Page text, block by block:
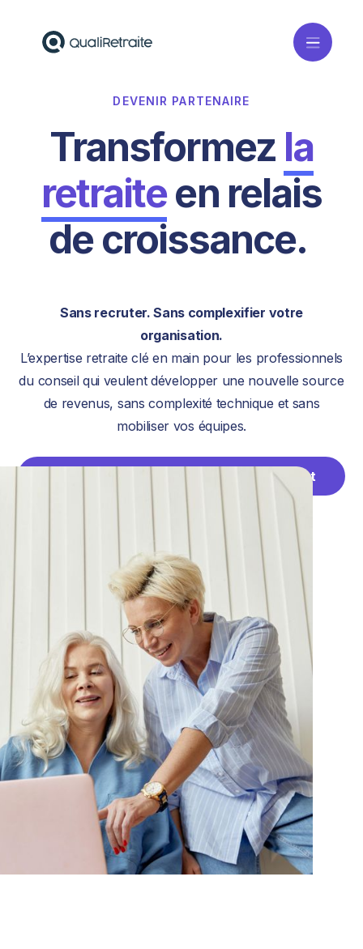
DEVENIR PARTENAIRE
Transformez la
retraiteen relais
de croissance.
Sans recruter. Sans complexifier votre
organisation.
L’expertise retraite clé en main pour les professionnels
du conseil qui veulent développer une nouvelle source
de revenus, sans complexité technique et sans
mobiliser vos équipes.
Demander une présentation du partenariat